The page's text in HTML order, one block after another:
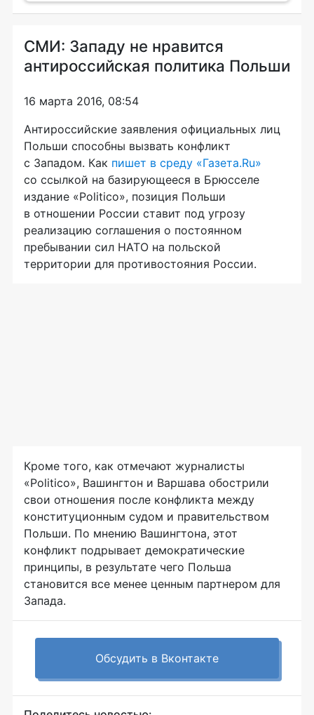
СМИ: Западу не нравится
антироссийская политика Польши
16 марта 2016, 08:54
Антироссийские заявления официальных лиц
Польши способны вызвать конфликт
с Западом. Как пишет в среду «Газета.Ru»
со ссылкой на базирующееся в Брюсселе
издание «Politico», позиция Польши
в отношении России ставит под угрозу
реализацию соглашения о постоянном
пребывании сил НАТО на польской
территории для противостояния России.
Кроме того, как отмечают журналисты
«Politico», Вашингтон и Варшава обострили
свои отношения после конфликта между
конституционным судом и правительством
Польши. По мнению Вашингтона, этот
конфликт подрывает демократические
принципы, в результате чего Польша
становится все менее ценным партнером для
Запада.
Обсудить в Вконтакте